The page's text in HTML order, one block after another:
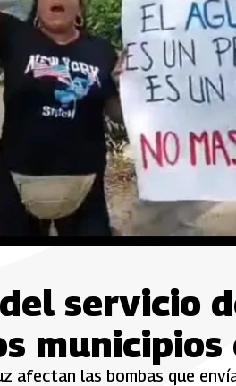
servicio
afectan las bombas que